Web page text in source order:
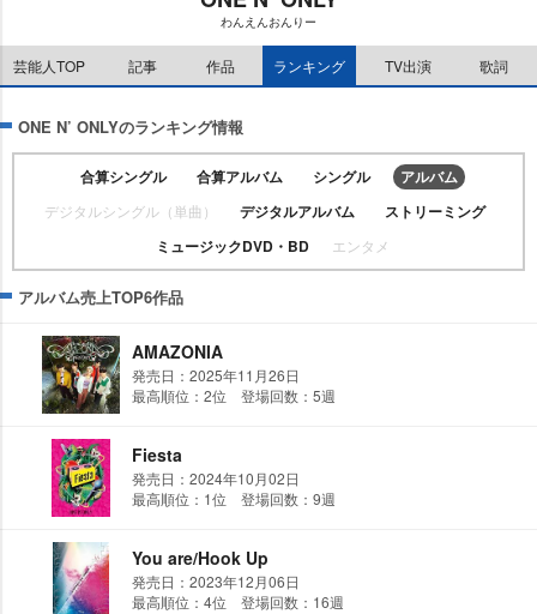
t
わんえんおんりー
芸能人TOP 記事 作品 ランキング TV出演 歌詞
ONE N’ ONLYのランキング情報
合算シングル 合算アルバム シングル アルバム
デジタルシングル（単曲） デジタルアルバム
ストリーミング
ミュージックDVD・BD
エンタメ
アルバム売上TOP6作品
AMAZONIA
発売日：2025年11月26日
最高順位：2位 登場回数：5週
Fiesta
発売日：2024年10月02日
最高順位：1位 登場回数：9週
You are/Hook Up
発売日：2023年12月06日
最高順位：4位 登場回数：16週